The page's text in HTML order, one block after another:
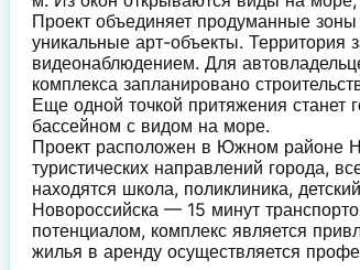
Проект объединяет продуманные
уникальные арт-объекты. Территория
видеонаблюдением. Для
комплекса запланировано
Еще одной точкой притяжения
бассейном с видом на море.
Проект расположен в Южном районе
туристических направлений города,
находятся школа, поликлиника,
Новороссийска — 15 минут
потенциалом, комплекс является
жилья в аренду осуществляется